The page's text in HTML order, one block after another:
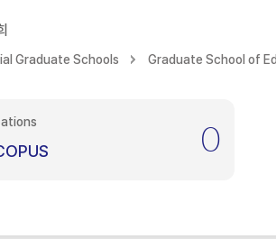
Graduate Schools Graduate School of
0